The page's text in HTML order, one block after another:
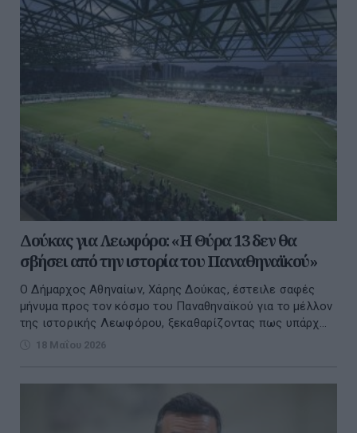
Δούκας για Λεωφόρο: «Η Θύρα 13 δεν θα
σβήσει από την ιστορία του Παναθηναϊκού»
Ο Δήμαρχος Αθηναίων, Χάρης Δούκας, έστειλε σαφές
μήνυμα προς τον κόσμο του Παναθηναϊκού για το μέλλον
της ιστορικής Λεωφόρου, ξεκαθαρίζοντας πως υπάρχ...
18 Μαΐου 2026